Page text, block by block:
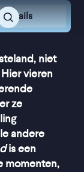
Details
niet
vieren
ze
andere
is een
momenten,